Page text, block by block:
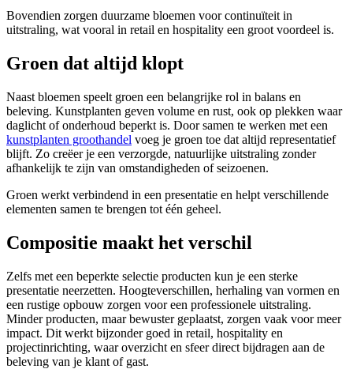
Bovendien zorgen duurzame bloemen voor continuïteit in
uitstraling, wat vooral in retail en hospitality een groot voordeel is.
Groen dat altijd klopt
Naast bloemen speelt groen een belangrijke rol in balans en
beleving. Kunstplanten geven volume en rust, ook op plekken waar
daglicht of onderhoud beperkt is. Door samen te werken met een
kunstplanten groothandel voeg je groen toe dat altijd representatief
blijft. Zo creëer je een verzorgde, natuurlijke uitstraling zonder
afhankelijk te zijn van omstandigheden of seizoenen.
Groen werkt verbindend in een presentatie en helpt verschillende
elementen samen te brengen tot één geheel.
Compositie maakt het verschil
Zelfs met een beperkte selectie producten kun je een sterke
presentatie neerzetten. Hoogteverschillen, herhaling van vormen en
een rustige opbouw zorgen voor een professionele uitstraling.
Minder producten, maar bewuster geplaatst, zorgen vaak voor meer
impact. Dit werkt bijzonder goed in retail, hospitality en
projectinrichting, waar overzicht en sfeer direct bijdragen aan de
beleving van je klant of gast.